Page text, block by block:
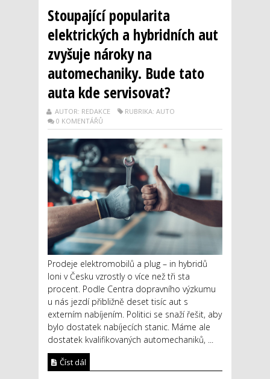
Stoupající popularita
elektrických a hybridních aut
zvyšuje nároky na
automechaniky. Bude tato
auta kde servisovat?
AUTOR: REDAKCE
RUBRIKA: AUTO
0 KOMENTÁŘŮ
Prodeje elektromobilů a plug – in hybridů
loni v Česku vzrostly o více než tři sta
procent. Podle Centra dopravního výzkumu
u nás jezdí přibližně deset tisíc aut s
externím nabíjením. Politici se snaží řešit, aby
bylo dostatek nabíjecích stanic. Máme ale
dostatek kvalifikovaných automechaniků, ...
Číst dál